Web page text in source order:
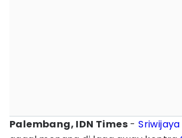
Palembang, IDN Times -Sriwijaya